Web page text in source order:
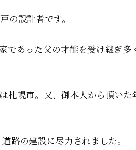
の設計者です。
であった父の才能を受け継ぎ多
札幌市。又、御本人から頂いた
路の建設に尽力されました。